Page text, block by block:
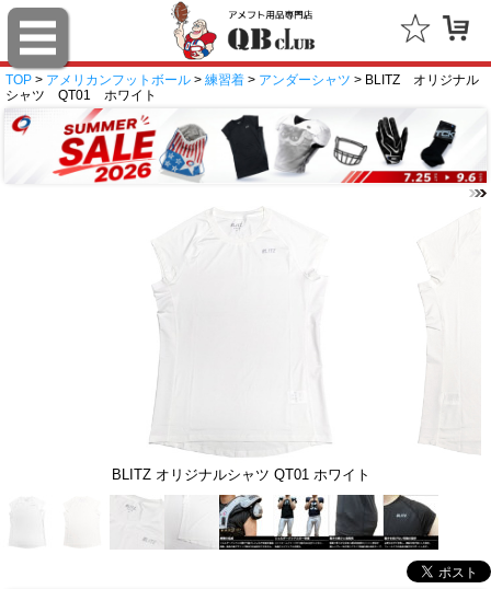
TOP > アメリカンフットボール > 練習着 > アンダーシャツ > BLITZ オリジナル
シャツ QT01 ホワイト
BLITZ オリジナルシャツ QT01 ホワイト